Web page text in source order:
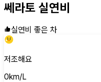
쎄라토 실연비
실연비 좋은 차
저조해요
0km/L